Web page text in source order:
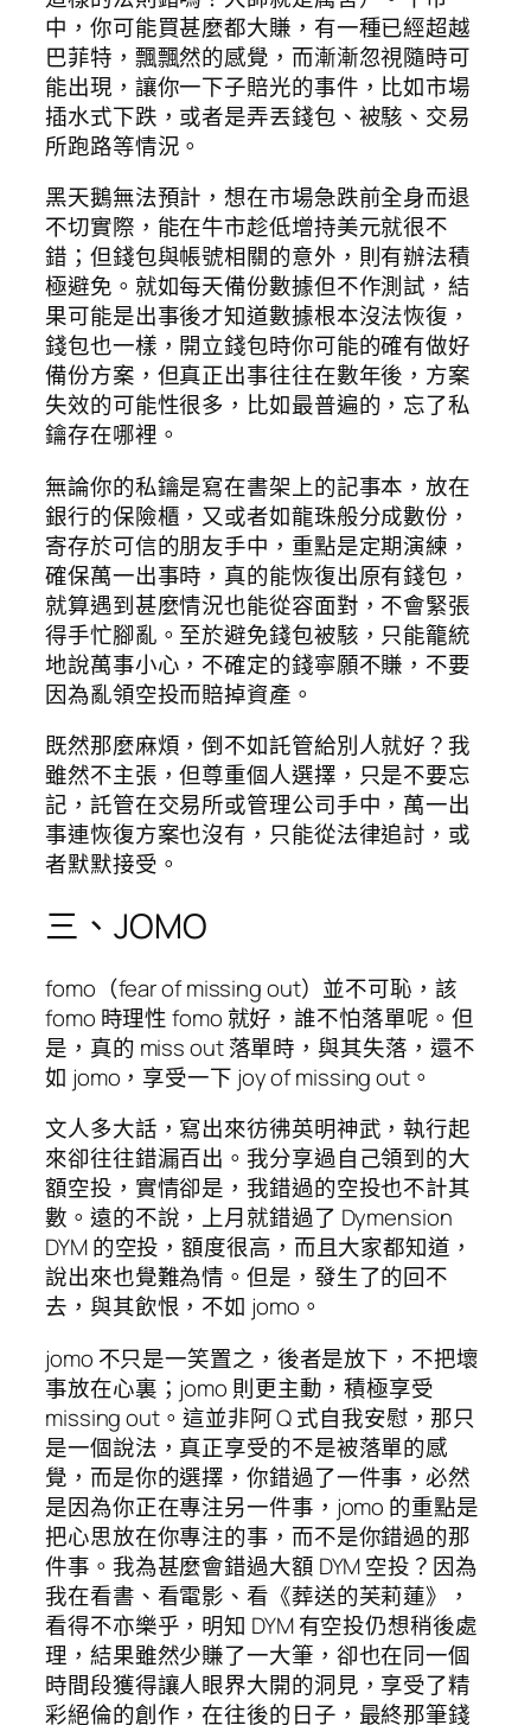
中，你可能買甚麼都大賺，有一種已經超越
巴菲特，飄飄然的感覺，而漸漸忽視隨時可
能出現，讓你一下子賠光的事件，比如市場
插水式下跌，或者是弄丟錢包、被駭、交易
所跑路等情況。
黑天鵝無法預計，想在市場急跌前全身而退
不切實際，能在牛市趁低增持美元就很不
錯；但錢包與帳號相關的意外，則有辦法積
極避免。就如每天備份數據但不作測試，結
果可能是出事後才知道數據根本沒法恢復，
錢包也一樣，開立錢包時你可能的確有做好
備份方案，但真正出事往往在數年後，方案
失效的可能性很多，比如最普遍的，忘了私
鑰存在哪裡。
無論你的私鑰是寫在書架上的記事本，放在
銀行的保險櫃，又或者如龍珠般分成數份，
寄存於可信的朋友手中，重點是定期演練，
確保萬一出事時，真的能恢復出原有錢包，
就算遇到甚麼情況也能從容面對，不會緊張
得手忙腳亂。至於避免錢包被駭，只能籠統
地說萬事小心，不確定的錢寧願不賺，不要
因為亂領空投而賠掉資產。
既然那麼麻煩，倒不如託管給別人就好？我
雖然不主張，但尊重個人選擇，只是不要忘
記，託管在交易所或管理公司手中，萬一出
事連恢復方案也沒有，只能從法律追討，或
者默默接受。
三、JOMO
fomo（fear of missing out）並不可恥，該
fomo 時理性 fomo 就好，誰不怕落單呢。但
是，真的 miss out 落單時，與其失落，還不
如 jomo，享受一下 joy of missing out。
文人多大話，寫出來彷彿英明神武，執行起
來卻往往錯漏百出。我分享過自己領到的大
額空投，實情卻是，我錯過的空投也不計其
數。遠的不說，上月就錯過了 Dymension
DYM 的空投，額度很高，而且大家都知道，
說出來也覺難為情。但是，發生了的回不
去，與其飲恨，不如 jomo。
jomo 不只是一笑置之，後者是放下，不把壞
事放在心裏；jomo 則更主動，積極享受
missing out。這並非阿 Q 式自我安慰，那只
是一個說法，真正享受的不是被落單的感
覺，而是你的選擇，你錯過了一件事，必然
是因為你正在專注另一件事，jomo 的重點是
把心思放在你專注的事，而不是你錯過的那
件事。我為甚麼會錯過大額 DYM 空投？因為
我在看書、看電影、看《葬送的芙莉蓮》，
看得不亦樂乎，明知 DYM 有空投仍想稍後處
理，結果雖然少賺了一大筆，卻也在同一個
時間段獲得讓人眼界大開的洞見，享受了精
彩絕倫的創作，在往後的日子，最終那筆錢